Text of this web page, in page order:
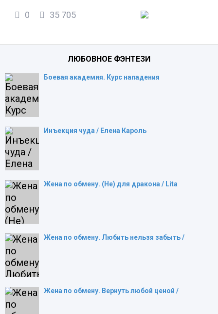
0 35 705
ЛЮБОВНОЕ ФЭНТЕЗИ
Боевая академия. Курс нападения
Инъекция чуда / Елена Кароль
Жена по обмену. (Не) для дракона / Lita
Жена по обмену. Любить нельзя забыть /
Жена по обмену. Вернуть любой ценой /